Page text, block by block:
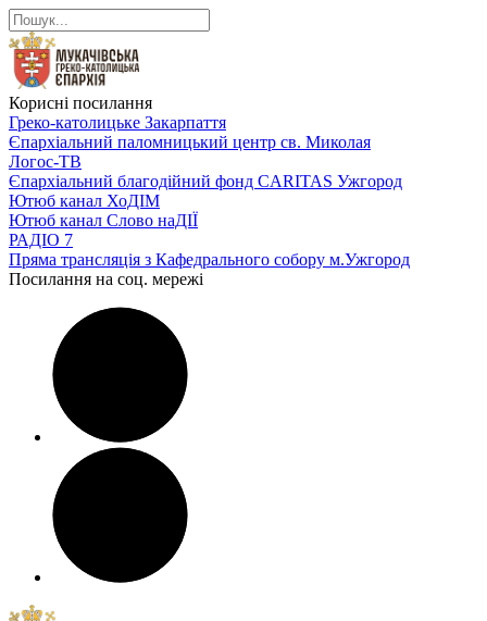
Корисні посилання
Греко-католицьке Закарпаття
Єпархіальний паломницький центр св. Миколая
Логос-ТВ
Єпархіальний благодійний фонд CARITAS Ужгород
Ютюб канал ХоДІМ
Ютюб канал Слово наДІЇ
РАДІО 7
Пряма трансляція з Кафедрального собору м.Ужгород
Посилання на соц. мережі